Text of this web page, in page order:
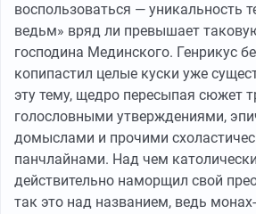
воспользоваться — уникальность
ведьм» вряд ли превышает
господина Мединского. Генрикус
копипастил целые куски уже
эту тему, щедро пересыпая сюжет
голословными утверждениями,
домыслами и прочими
панчлайнами. Над чем
действительно наморщил свой
так это над названием, ведь